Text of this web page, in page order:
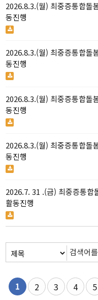
최중증 발달장애인 통합 돌봄서비스 목록
2026.8.3.(월) 최중증통합돌
동진행
2026.8.3.(월) 최중증통합돌
동진행
2026.8.3.(월) 최중증통합돌
동진행
2026.8.3.(월) 최중증통합돌
동진행
2026.7. 31 .(금) 최중증통합
활동진행
1 2 3 4 5